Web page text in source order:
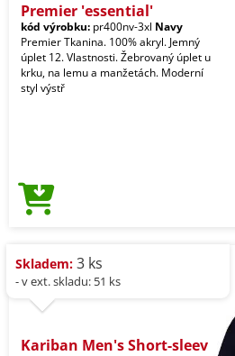
Premier 'essential'
kód výrobku: pr400nv-3xl Navy
Premier Tkanina. 100% akryl. Jemný
úplet 12. Vlastnosti. Žebrovaný úplet u
krku, na lemu a manžetách. Moderní
styl výstř
Skladem: 3 ks
- v ext. skladu: 51 ks
Kariban Men's Short-sleev